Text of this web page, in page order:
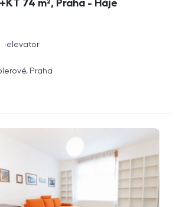
74 m², Praha - Háje
elevator
Praha